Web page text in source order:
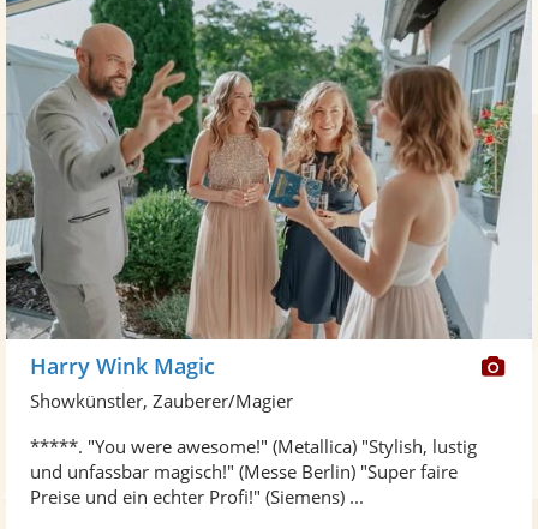
Harry Wink Magic
Showkünstler, Zauberer/Magier
*****. "You were awesome!" (Metallica) "Stylish, lustig
und unfassbar magisch!" (Messe Berlin) "Super faire
Preise und ein echter Profi!" (Siemens) ...